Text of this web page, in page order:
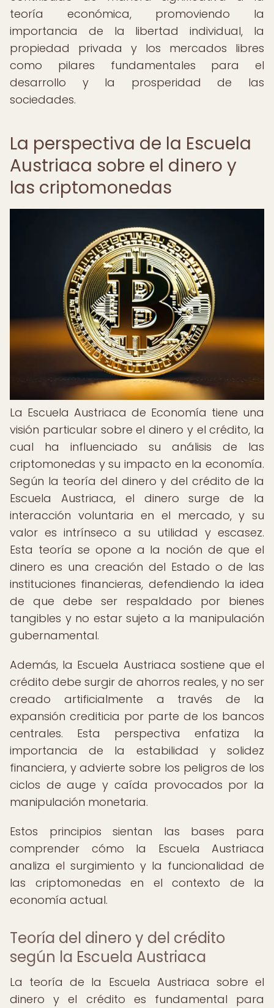
teoría económica, promoviendo la
importancia de la libertad individual, la
propiedad privada y los mercados libres
como pilares fundamentales para el
desarrollo y la prosperidad de las
sociedades.
La perspectiva de la Escuela
Austriaca sobre el dinero y
las criptomonedas
La Escuela Austriaca de Economía tiene una
visión particular sobre el dinero y el crédito, la
cual ha influenciado su análisis de las
criptomonedas y su impacto en la economía.
Según la teoría del dinero y del crédito de la
Escuela Austriaca, el dinero surge de la
interacción voluntaria en el mercado, y su
valor es intrínseco a su utilidad y escasez.
Esta teoría se opone a la noción de que el
dinero es una creación del Estado o de las
instituciones financieras, defendiendo la idea
de que debe ser respaldado por bienes
tangibles y no estar sujeto a la manipulación
gubernamental.
Además, la Escuela Austriaca sostiene que el
crédito debe surgir de ahorros reales, y no ser
creado artificialmente a través de la
expansión crediticia por parte de los bancos
centrales. Esta perspectiva enfatiza la
importancia de la estabilidad y solidez
financiera, y advierte sobre los peligros de los
ciclos de auge y caída provocados por la
manipulación monetaria.
Estos principios sientan las bases para
comprender cómo la Escuela Austriaca
analiza el surgimiento y la funcionalidad de
las criptomonedas en el contexto de la
economía actual.
Teoría del dinero y del crédito
según la Escuela Austriaca
La teoría de la Escuela Austriaca sobre el
dinero y el crédito es fundamental para